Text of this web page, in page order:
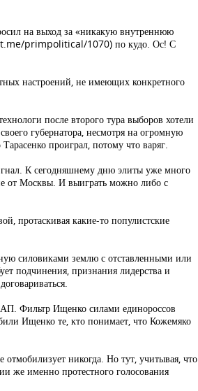
на выход за «никакую внутреннюю
t.me/primpolitical/1070) по кудо. Ос! С
настроений, не имеющих конкретного
после второго тура выборов хотели
губернатора, несмотря на огромную
проиграл, потому что варяг.
К сегодняшнему дню элиты уже много
от Москвы. И выиграть можно либо с
протаскивая какие-то популистские
силовиками землю с отставленными или
подчинения, признания лидерства и
Фильтр Ищенко силами единороссов
Ищенко те, кто понимает, что Кожемяко
никогда. Но тут, учитывая, что
же именно протестного голосования